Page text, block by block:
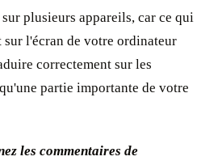
plusieurs appareils, car ce qui
l'écran de votre ordinateur
correctement sur les
partie importante de votre
les commentaires de